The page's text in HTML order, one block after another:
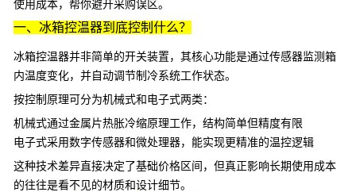
使用成本，帮你避开采购误区。
一、冰箱控温器到底控制什么？
冰箱控温器并非简单的开关装置，其核心功能是通过传感器监测箱
内温度变化，并自动调节制冷系统工作状态。
按控制原理可分为机械式和电子式两类：
机械式通过金属片热胀冷缩原理工作，结构简单但精度有限
电子式采用数字传感器和微处理器，能实现更精准的温控逻辑
这种技术差异直接决定了基础价格区间，但真正影响长期使用成本
的往往是看不见的材质和设计细节。